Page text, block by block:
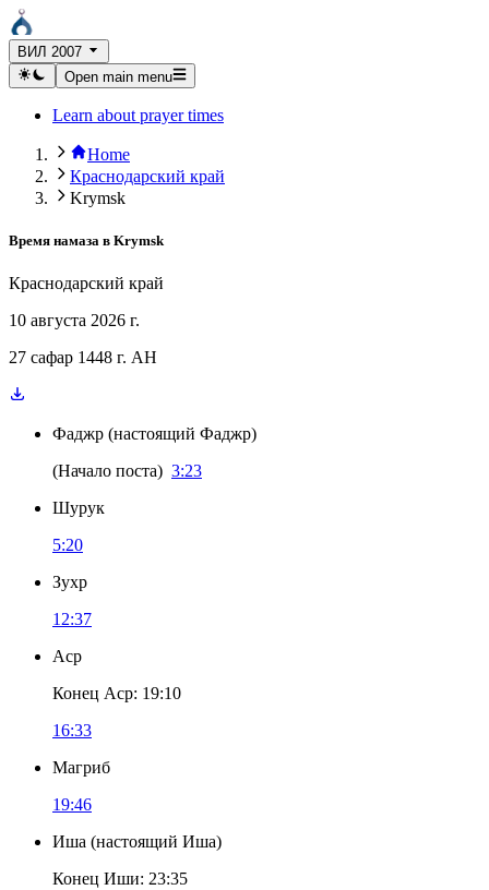
ВИЛ 2007
Open main menu
Learn about prayer times
Home
Краснодарский край
Krymsk
Время намаза в Krymsk
Краснодарский край
10 августа 2026 г.
27 сафар 1448 г. AH
Фаджр (настоящий Фаджр)
(Начало поста) 3:23
Шурук
5:20
Зухр
12:37
Аср
Конец Аср: 19:10
16:33
Магриб
19:46
Иша (настоящий Иша)
Конец Иши: 23:35